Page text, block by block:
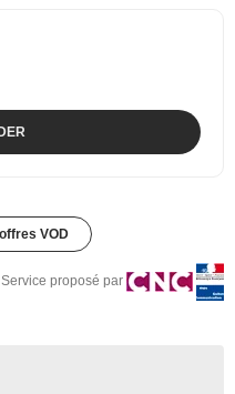
VOD
Service proposé par